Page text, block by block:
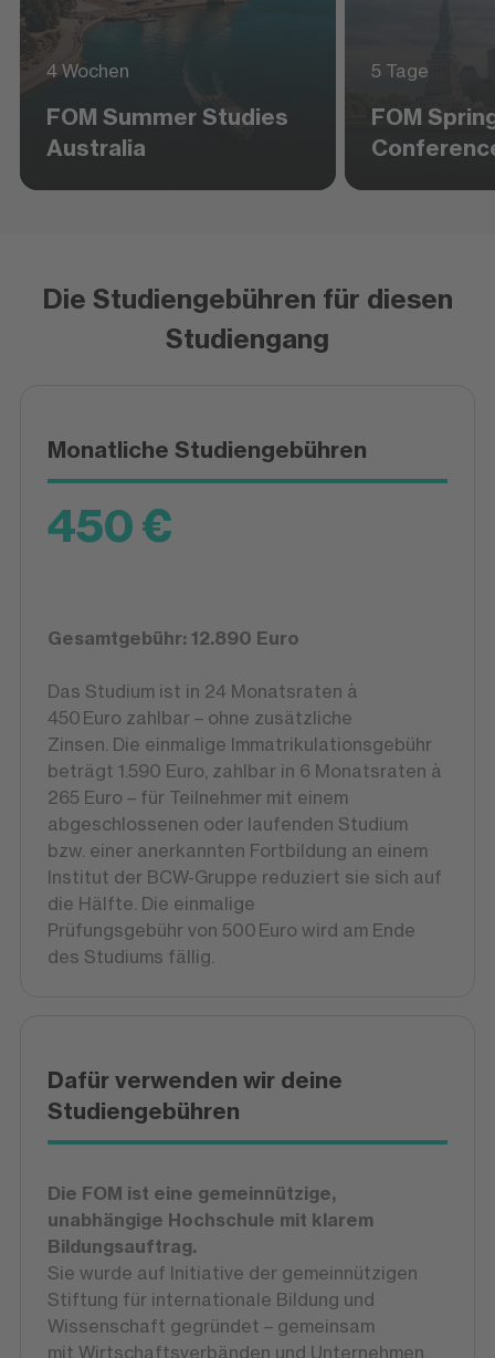
4 Wochen
FOM Summer Studies
Australia
5 Tage
FOM
Die Studiengebühren für diesen
Studiengang
Monatliche Studiengebühren
450 €
Gesamtgebühr: 12.890 Euro
Das Studium ist in 24 Monatsraten à
450 Euro zahlbar – ohne zusätzliche
Zinsen. Die einmalige Immatrikulationsgebühr
beträgt 1.590 Euro, zahlbar in 6 Monatsraten à
265 Euro – für Teilnehmer mit einem
abgeschlossenen oder laufenden Studium
bzw. einer anerkannten Fortbildung an einem
Institut der BCW-Gruppe reduziert sie sich auf
die Hälfte. Die einmalige
Prüfungsgebühr von 500 Euro wird am Ende
des Studiums fällig.
Dafür verwenden wir deine
Studiengebühren
Die FOM ist eine gemeinnützige,
unabhängige Hochschule mit klarem
Bildungsauftrag.
Sie wurde auf Initiative der gemeinnützigen
Stiftung für internationale Bildung und
Wissenschaft gegründet – gemeinsam
mit Wirtschaftsverbänden und Unternehmen.